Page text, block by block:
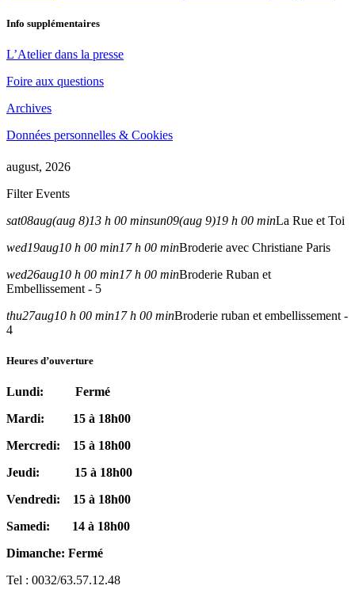
Info supplémentaires
L’Atelier dans la presse
Foire aux questions
Archives
Données personnelles & Cookies
august, 2026
Filter Events
sat08aug(aug 8)13 h 00 minsun09(aug 9)19 h 00 minLa Rue et Toi
wed19aug10 h 00 min17 h 00 minBroderie avec Christiane Paris
wed26aug10 h 00 min17 h 00 minBroderie Ruban et
Embellissement - 5
thu27aug10 h 00 min17 h 00 minBroderie ruban et embellissement -
4
Heures d’ouverture
Lundi: Fermé
Mardi: 15 à 18h00
Mercredi: 15 à 18h00
Jeudi: 15 à 18h00
Vendredi: 15 à 18h00
Samedi: 14 à 18h00
Dimanche: Fermé
Tel : 0032/63.57.12.48